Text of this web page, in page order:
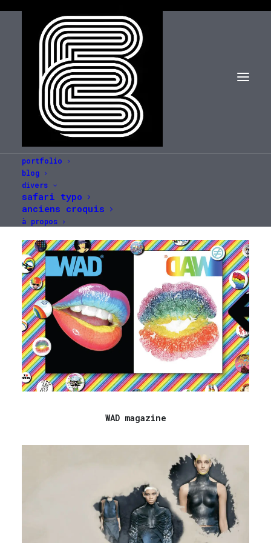
portfolio
blog
divers
safari typo
anciens croquis
à propos
WAD magazine